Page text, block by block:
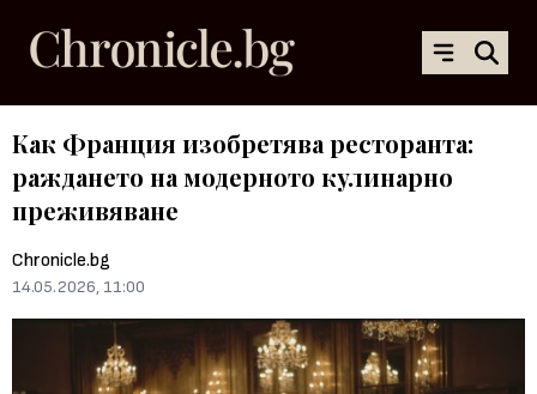
Как Франция изобретява ресторанта:
раждането на модерното кулинарно
преживяване
Chronicle.bg
14.05.2026, 11:00